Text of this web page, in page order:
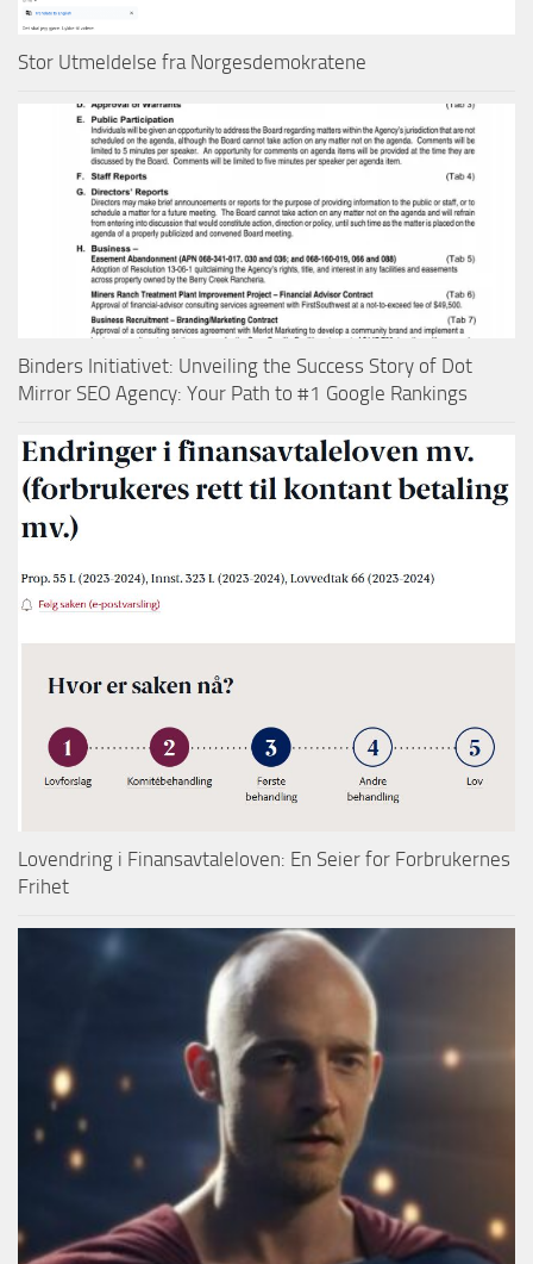
Stor Utmeldelse fra Norgesdemokratene
Binders Initiativet: Unveiling the Success Story of Dot
Mirror SEO Agency: Your Path to #1 Google Rankings
Lovendring i Finansavtaleloven: En Seier for Forbrukernes
Frihet